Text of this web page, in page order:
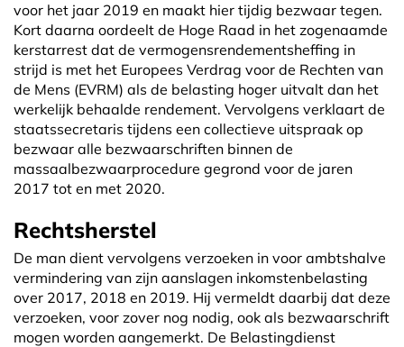
voor het jaar 2019 en maakt hier tijdig bezwaar tegen.
Kort daarna oordeelt de Hoge Raad in het zogenaamde
kerstarrest dat de vermogensrendementsheffing in
strijd is met het Europees Verdrag voor de Rechten van
de Mens (EVRM) als de belasting hoger uitvalt dan het
werkelijk behaalde rendement. Vervolgens verklaart de
staatssecretaris tijdens een collectieve uitspraak op
bezwaar alle bezwaarschriften binnen de
massaalbezwaarprocedure gegrond voor de jaren
2017 tot en met 2020.
Rechtsherstel
De man dient vervolgens verzoeken in voor ambtshalve
vermindering van zijn aanslagen inkomstenbelasting
over 2017, 2018 en 2019. Hij vermeldt daarbij dat deze
verzoeken, voor zover nog nodig, ook als bezwaarschrift
mogen worden aangemerkt. De Belastingdienst